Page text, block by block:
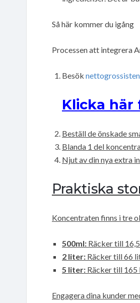
Så här kommer du igång
Processen att integrera
Besök
Klicka här
Beställ de önskade
Blanda 1 del
Njut av din nya extra
Praktiska
Koncentraten finns i tre
500ml: Räcker till
2 liter: Räcker till 66
5 liter: Räcker till
Engagera dina kunder